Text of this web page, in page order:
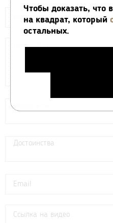
Чтобы доказать, что
на квадрат, который
остальных.